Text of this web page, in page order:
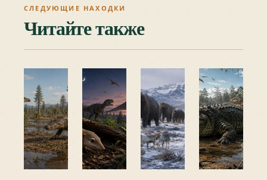
СЛЕДУЮЩИЕ НАХОДКИ
Читайте также